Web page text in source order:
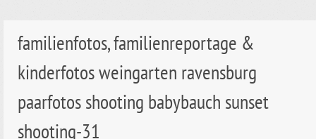
familienfotos, familienreportage &
kinderfotos weingarten ravensburg
paarfotos shooting babybauch sunset
shooting-31